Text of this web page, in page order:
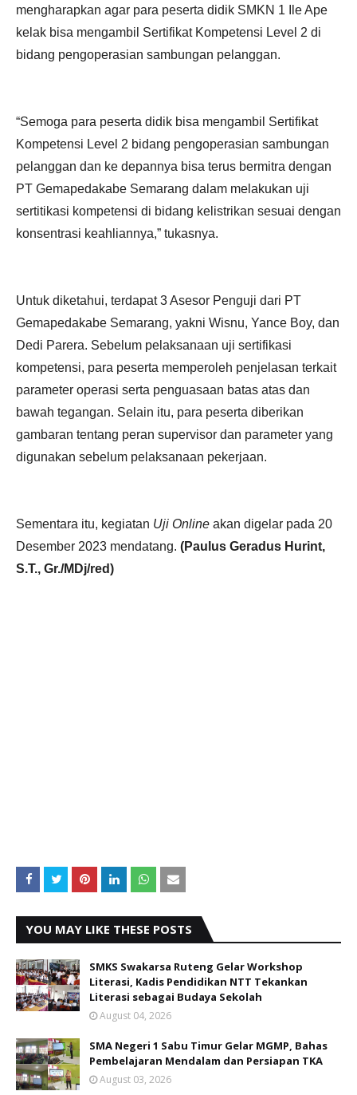
mengharapkan agar para peserta didik SMKN 1 Ile Ape
kelak bisa mengambil Sertifikat Kompetensi Level 2 di
bidang pengoperasian sambungan pelanggan.
“Semoga para peserta didik bisa mengambil Sertifikat
Kompetensi Level 2 bidang pengoperasian sambungan
pelanggan dan ke depannya bisa terus bermitra dengan
PT Gemapedakabe Semarang dalam melakukan uji
sertitikasi kompetensi di bidang kelistrikan sesuai dengan
konsentrasi keahliannya,” tukasnya.
Untuk diketahui, terdapat 3 Asesor Penguji dari PT
Gemapedakabe Semarang, yakni Wisnu, Yance Boy, dan
Dedi Parera. Sebelum pelaksanaan uji sertifikasi
kompetensi, para peserta memperoleh penjelasan terkait
parameter operasi serta penguasaan batas atas dan
bawah tegangan. Selain itu, para peserta diberikan
gambaran tentang peran supervisor dan parameter yang
digunakan sebelum pelaksanaan pekerjaan.
Sementara itu, kegiatan Uji Online akan digelar pada 20
Desember 2023 mendatang. (Paulus Geradus Hurint,
S.T., Gr./MDj/red)
YOU MAY LIKE THESE POSTS
SMKS Swakarsa Ruteng Gelar Workshop
Literasi, Kadis Pendidikan NTT Tekankan
Literasi sebagai Budaya Sekolah
August 04, 2026
SMA Negeri 1 Sabu Timur Gelar MGMP, Bahas
Pembelajaran Mendalam dan Persiapan TKA
August 03, 2026